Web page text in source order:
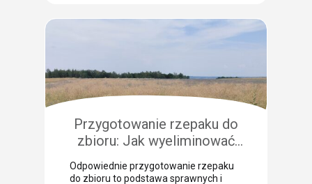
przeprowadzona w powiecie
Odpowiednio dobrana strategia
pozwala roślinom odbudować kondycję
fizjologiczną. Pozwijane […]
Przygotowanie rzepaku do
zbioru: Jak wyeliminować
chwasty i obniżyć koszty żniw?
Odpowiednie przygotowanie rzepaku
do zbioru to podstawa sprawnych i